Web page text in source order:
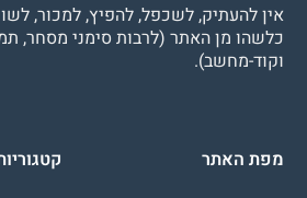
אין להעתיק, לשכפל, להפיץ, למכור,
כלשהו מן האתר (לרבות סימני מסחר,
וקוד-מחשב).
מפת האתר